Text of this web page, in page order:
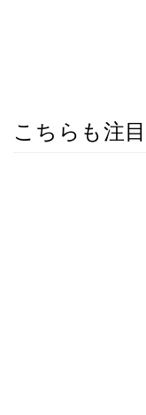
こちらも注目